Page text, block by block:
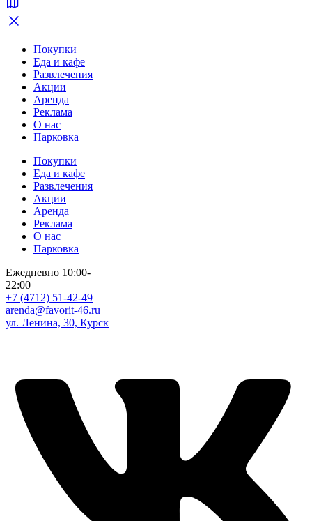
Покупки
Еда и кафе
Развлечения
Акции
Аренда
Реклама
О нас
Парковка
Покупки
Еда и кафе
Развлечения
Акции
Аренда
Реклама
О нас
Парковка
Ежедневно 10:00-
22:00
+7 (4712) 51-42-49
arenda@favorit-46.ru
ул. Ленина, 30, Курск